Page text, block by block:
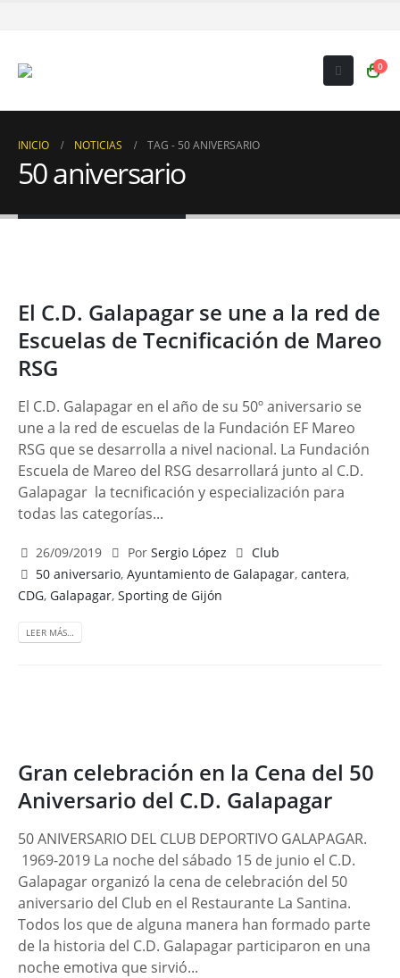
0
INICIO NOTICIAS TAG - 50 ANIVERSARIO
50 aniversario
El C.D. Galapagar se une a la red de
Escuelas de Tecnificación de Mareo
RSG
El C.D. Galapagar en el año de su 50º aniversario se
une a la red de escuelas de la Fundación EF Mareo
RSG que se desarrolla a nivel nacional. La Fundación
Escuela de Mareo del RSG desarrollará junto al C.D.
Galapagar la tecnificación y especialización para
todas las categorías...
26/09/2019 Por Sergio López
Club
50 aniversario,Ayuntamiento de Galapagar,cantera,
CDG, Galapagar, Sporting de Gijón
LEER MÁS…
Gran celebración en la Cena del 50
Aniversario del C.D. Galapagar
50 ANIVERSARIO DEL CLUB DEPORTIVO GALAPAGAR.
1969-2019 La noche del sábado 15 de junio el C.D.
Galapagar organizó la cena de celebración del 50
aniversario del Club en el Restaurante La Santina.
Todos los que de alguna manera han formado parte
de la historia del C.D. Galapagar participaron en una
noche emotiva que sirvió...